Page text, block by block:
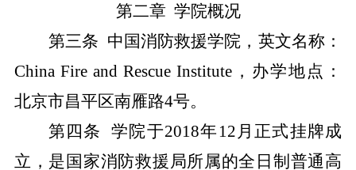
第二章 学院概况
第三条 中国消防救援学院，英文名称：
China Fire and Rescue Institute，办学地点：
北京市昌平区南雁路4号。
第四条
学院于2018年 12 月正式挂牌成
立，是国家消防救援局所属的全日制普通高